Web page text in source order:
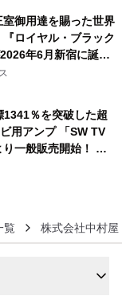
御用達を賜った世界
ロイヤル・ブラック
年6月新宿に誕
ャパンと連携した
Arca」
％を突破した超
用アンプ 「SW TV
一般販売開始！ ケ
け、テレビの音が
覧 株式会社中村屋